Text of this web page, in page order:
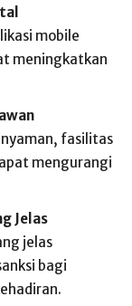
mobile
meningkatkan
fasilitas
mengurangi
Jelas
jelas
bagi